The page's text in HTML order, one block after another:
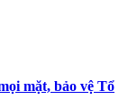
mặt, bảo vệ Tổ